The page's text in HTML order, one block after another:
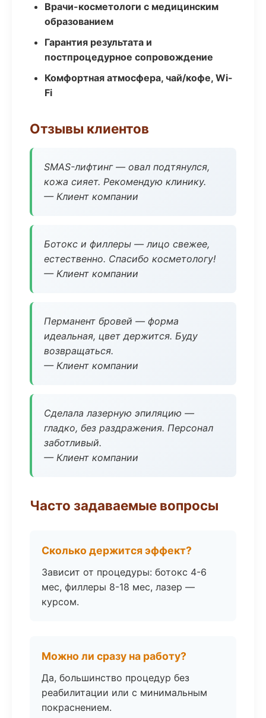
Врачи-косметологи с медицинским
образованием
Гарантия результата и
постпроцедурное сопровождение
Комфортная атмосфера, чай/кофе, Wi-
Fi
Отзывы клиентов
SMAS-лифтинг — овал подтянулся,
кожа сияет. Рекомендую клинику.
— Клиент компании
Ботокс и филлеры — лицо свежее,
естественно. Спасибо косметологу!
— Клиент компании
Перманент бровей — форма
идеальная, цвет держится. Буду
возвращаться.
— Клиент компании
Сделала лазерную эпиляцию —
гладко, без раздражения. Персонал
заботливый.
— Клиент компании
Часто задаваемые вопросы
Сколько держится эффект?
Зависит от процедуры: ботокс 4-6
мес, филлеры 8-18 мес, лазер —
курсом.
Можно ли сразу на работу?
Да, большинство процедур без
реабилитации или с минимальным
покраснением.